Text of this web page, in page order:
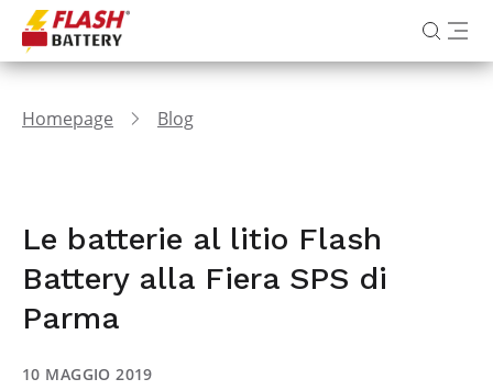
Homepage Blog
Le batterie al litio Flash
Battery alla Fiera SPS di
Parma
10 MAGGIO 2019